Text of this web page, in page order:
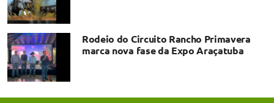
Rodeio do Circuito Rancho Primavera
marca nova fase da Expo Araçatuba